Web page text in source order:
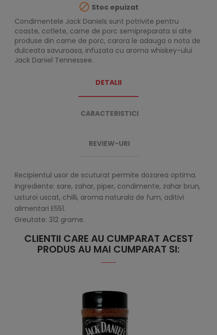
 Stoc epuizat
Condimentele Jack Daniels sunt potrivite pentru
coaste, cotlete, carne de porc semipreparata si alte
produse din carne de porc, carora le adauga o nota de
dulceata savuroasa, infuzata cu aroma whiskey-ului
Jack Daniel Tennessee.
DETALII
CARACTERISTICI
REVIEW-URI
Recipientul usor de scuturat permite dozarea optima.
Ingrediente: sare, zahar, piper, condimente, zahar brun,
usturoi uscat, chilli, aroma naturala de fum, aditivi
alimentari E551.
Greutate: 312 grame.
CLIENTII CARE AU CUMPARAT ACEST
PRODUS AU MAI CUMPARAT SI: